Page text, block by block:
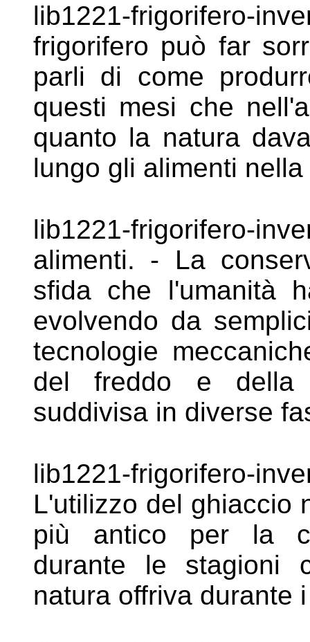
lib1221-frigorifero-
frigorifero può far
parli di come
questi mesi che
quanto la natura
lungo gli alimenti
lib1221-frigorifero-
alimenti. - La
sfida che l'umanità
evolvendo da
tecnologie
del freddo e della
suddivisa in diverse
lib1221-frigorifero-
L'utilizzo del ghiaccio
più antico per la
durante le stagioni
natura offriva durante